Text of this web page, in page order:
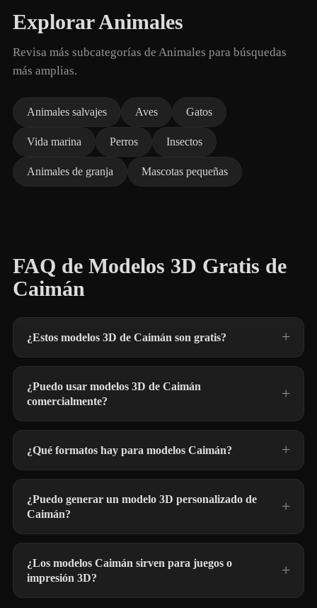
Explorar Animales
Revisa más subcategorías de Animales para búsquedas
más amplias.
Animales salvajes Aves Gatos
Vida marina Perros Insectos
Animales de granja Mascotas pequeñas
FAQ de Modelos 3D Gratis de
Caimán
¿Estos modelos 3D de Caimán son gratis?
¿Puedo usar modelos 3D de Caimán
comercialmente?
¿Qué formatos hay para modelos Caimán?
¿Puedo generar un modelo 3D personalizado de
Caimán?
¿Los modelos Caimán sirven para juegos o
impresión 3D?